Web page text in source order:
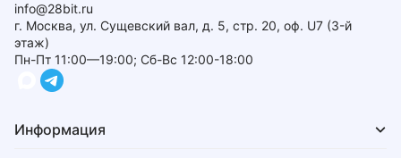
info@28bit.ru
г. Москва, ул. Сущевский вал, д. 5, стр. 20, оф. U7 (3-й
этаж)
Пн-Пт 11:00—19:00; Сб-Вс 12:00-18:00
Информация